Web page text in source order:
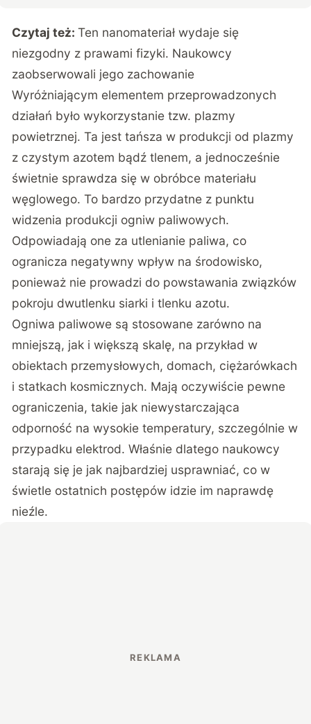
Czytaj też:Ten nanomateriał wydaje się
niezgodny z prawami fizyki. Naukowcy
zaobserwowali jego zachowanie
Wyróżniającym elementem przeprowadzonych
działań było wykorzystanie tzw. plazmy
powietrznej. Ta jest tańsza w produkcji od plazmy
z czystym azotem bądź tlenem, a jednocześnie
świetnie sprawdza się w obróbce materiału
węglowego. To bardzo przydatne z punktu
widzenia produkcji ogniw paliwowych.
Odpowiadają one za utlenianie paliwa, co
ogranicza negatywny wpływ na środowisko,
ponieważ nie prowadzi do powstawania związków
pokroju dwutlenku siarki i tlenku azotu.
Ogniwa paliwowe są stosowane zarówno na
mniejszą, jak i większą skalę, na przykład w
obiektach przemysłowych, domach, ciężarówkach
i statkach kosmicznych. Mają oczywiście pewne
ograniczenia, takie jak niewystarczająca
odporność na wysokie temperatury, szczególnie w
przypadku elektrod. Właśnie dlatego naukowcy
starają się je jak najbardziej usprawniać, co w
świetle ostatnich postępów idzie im naprawdę
nieźle.